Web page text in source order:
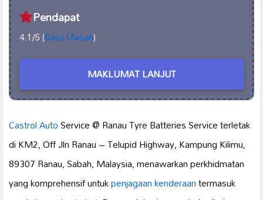
Pendapat
4.1/5 (Baca Ulasan)
MAKLUMAT LANJUT
CastrolAutoService @ Ranau Tyre Batteries Service terletak
di KM2, Off Jln Ranau – Telupid Highway, Kampung Kilimu,
89307 Ranau, Sabah, Malaysia, menawarkan perkhidmatan
yang komprehensif untukpenjagaan kenderaantermasuk